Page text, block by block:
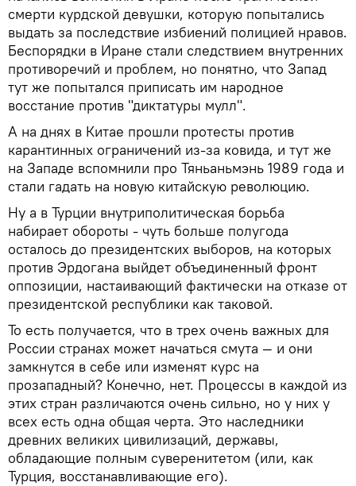
смерти курдской девушки, которую попытались
выдать за последствие избиений полицией нравов.
Беспорядки в Иране стали следствием внутренних
противоречий и проблем, но понятно, что Запад
тут же попытался приписать им народное
восстание против "диктатуры мулл".
А на днях в Китае прошли протесты против
карантинных ограничений из-за ковида, и тут же
на Западе вспомнили про Тяньаньмэнь 1989 года и
стали гадать на новую китайскую революцию.
Ну а в Турции внутриполитическая борьба
набирает обороты - чуть больше полугода
осталось до президентских выборов, на которых
против Эрдогана выйдет объединенный фронт
оппозиции, настаивающий фактически на отказе от
президентской республики как таковой.
То есть получается, что в трех очень важных для
России странах может начаться смута — и они
замкнутся в себе или изменят курс на
прозападный? Конечно, нет. Процессы в каждой из
этих стран различаются очень сильно, но у них у
всех есть одна общая черта. Это наследники
древних великих цивилизаций, державы,
обладающие полным суверенитетом (или, как
Турция, восстанавливающие его).